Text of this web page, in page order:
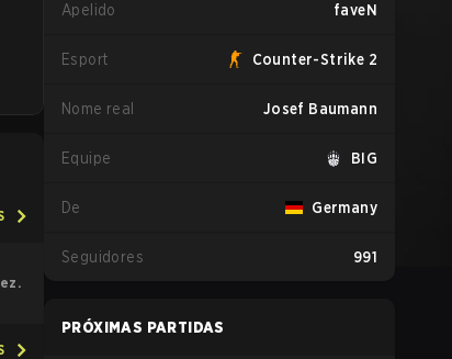
Apelido faveN
Esport Counter-Strike 2
Nome real Josef Baumann
Equipe BIG
De Germany
Seguidores 991
PRÓXIMAS PARTIDAS